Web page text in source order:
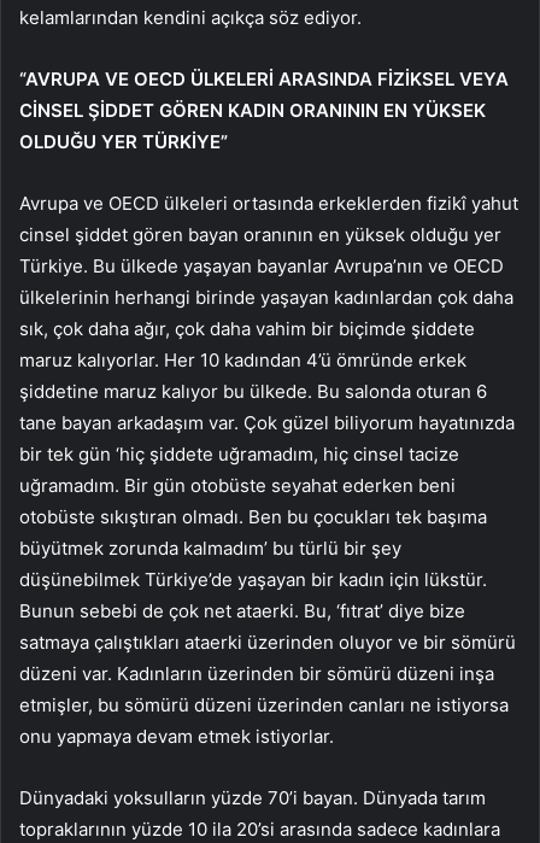
kelamlarından kendini açıkça söz ediyor.
“AVRUPA VE OECD ÜLKELERİ ARASINDA FİZİKSEL VEYA
CİNSEL ŞİDDET GÖREN KADIN ORANININ EN YÜKSEK
OLDUĞU YER TÜRKİYE”
Avrupa ve OECD ülkeleri ortasında erkeklerden fizikî yahut
cinsel şiddet gören bayan oranının en yüksek olduğu yer
Türkiye. Bu ülkede yaşayan bayanlar Avrupa’nın ve OECD
ülkelerinin herhangi birinde yaşayan kadınlardan çok daha
sık, çok daha ağır, çok daha vahim bir biçimde şiddete
maruz kalıyorlar. Her 10 kadından 4’ü ömründe erkek
şiddetine maruz kalıyor bu ülkede. Bu salonda oturan 6
tane bayan arkadaşım var. Çok güzel biliyorum hayatınızda
bir tek gün ‘hiç şiddete uğramadım, hiç cinsel tacize
uğramadım. Bir gün otobüste seyahat ederken beni
otobüste sıkıştıran olmadı. Ben bu çocukları tek başıma
büyütmek zorunda kalmadım’ bu türlü bir şey
düşünebilmek Türkiye’de yaşayan bir kadın için lükstür.
Bunun sebebi de çok net ataerki. Bu, ‘fıtrat’ diye bize
satmaya çalıştıkları ataerki üzerinden oluyor ve bir sömürü
düzeni var. Kadınların üzerinden bir sömürü düzeni inşa
etmişler, bu sömürü düzeni üzerinden canları ne istiyorsa
onu yapmaya devam etmek istiyorlar.
Dünyadaki yoksulların yüzde 70’i bayan. Dünyada tarım
topraklarının yüzde 10 ila 20’si arasında sadece kadınlara